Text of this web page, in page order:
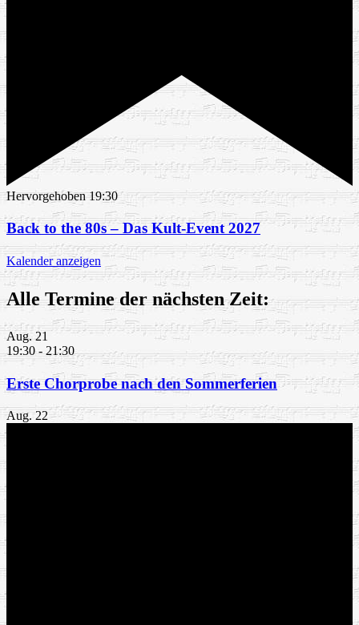
Hervorgehoben 19:30
Back to the 80s – Das Kult-Event 2027
Kalender anzeigen
Alle Termine der nächsten Zeit:
Aug. 21
19:30 -21:30
Erste Chorprobe nach den Sommerferien
Aug. 22